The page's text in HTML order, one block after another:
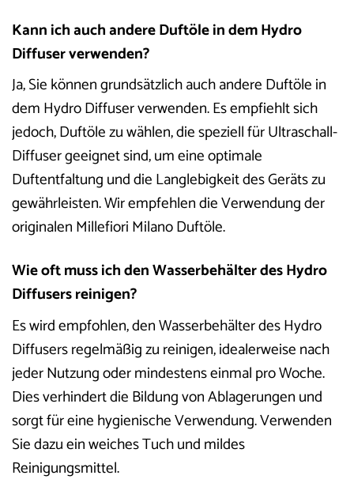
Kann ich auch andere Duftöle in dem Hydro
Diffuser verwenden?
Ja, Sie können grundsätzlich auch andere Duftöle in
dem Hydro Diffuser verwenden. Es empfiehlt sich
jedoch, Duftöle zu wählen, die speziell für Ultraschall-
Diffuser geeignet sind, um eine optimale
Duftentfaltung und die Langlebigkeit des Geräts zu
gewährleisten. Wir empfehlen die Verwendung der
originalen Millefiori Milano Duftöle.
Wie oft muss ich den Wasserbehälter des Hydro
Diffusers reinigen?
Es wird empfohlen, den Wasserbehälter des Hydro
Diffusers regelmäßig zu reinigen, idealerweise nach
jeder Nutzung oder mindestens einmal pro Woche.
Dies verhindert die Bildung von Ablagerungen und
sorgt für eine hygienische Verwendung. Verwenden
Sie dazu ein weiches Tuch und mildes
Reinigungsmittel.